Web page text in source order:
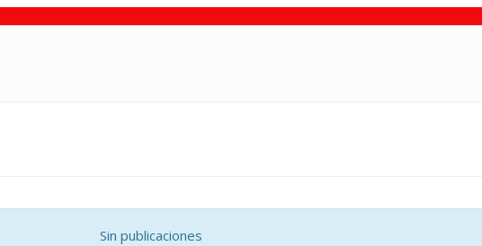
Sin publicaciones